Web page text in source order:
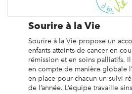
Sourire à la Vie
Sourire à la Vie propose un
enfants atteints de cancer en
rémission et en soins palliatifs.
en compte de manière globale
en place pour chacun un suivi
de l’année. L’équipe travaille